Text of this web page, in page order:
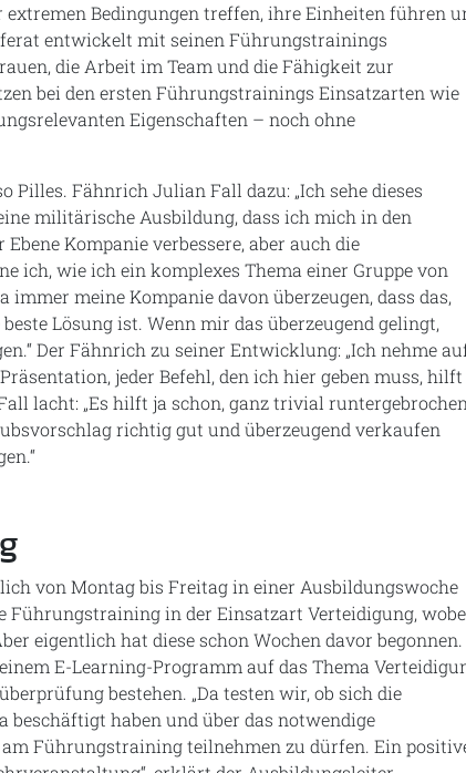
Bedingungen treffen, ihre Einheiten führen
entwickelt mit seinen Führungstrainings
die Arbeit im Team und die Fähigkeit zur
bei den ersten Führungstrainings Einsatzarten wie
Eigenschaften – noch ohne
Pilles. Fähnrich Julian Fall dazu: „Ich sehe dieses
militärische Ausbildung, dass ich mich in den
Kompanie verbessere, aber auch die
ich, wie ich ein komplexes Thema einer Gruppe von
meine Kompanie davon überzeugen, dass das,
Lösung ist. Wenn mir das überzeugend gelingt,
Der Fähnrich zu seiner Entwicklung: „Ich nehme
jeder Befehl, den ich hier geben muss, hilft
lacht: „Es hilft ja schon, ganz trivial
richtig gut und überzeugend verkaufen
von Montag bis Freitag in einer Ausbildungswoche
Führungstraining in der Einsatzart Verteidigung,
eigentlich hat diese schon Wochen davor begonnen.
E-Learning-Programm auf das Thema
bestehen. „Da testen wir, ob sich die
beschäftigt haben und über das notwendige
Führungstraining teilnehmen zu dürfen. Ein